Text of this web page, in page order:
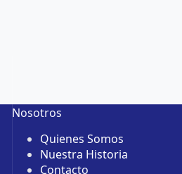
Nosotros
Quienes Somos
Nuestra Historia
Contacto